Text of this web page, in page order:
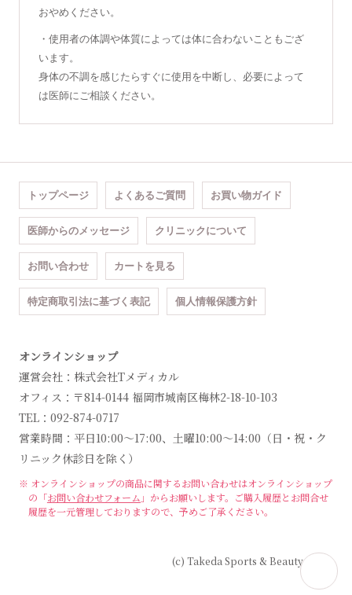
おやめください。
・使用者の体調や体質によっては体に合わないこともござ
います。
身体の不調を感じたらすぐに使用を中断し、必要によって
は医師にご相談ください。
トップページ よくあるご質問 お買い物ガイド
医師からのメッセージ クリニックについて
お問い合わせ カートを見る
特定商取引法に基づく表記 個人情報保護方針
オンラインショップ
運営会社：株式会社Tメディカル
オフィス：〒814-0144 福岡市城南区梅林2-18-10-103
TEL：092-874-0717
営業時間：平日10:00～17:00、土曜10:00～14:00（日・祝・ク
リニック休診日を除く）
※ オンラインショップの商品に関するお問い合わせはオンラインショップ
の「お問い合わせフォーム 」からお願いします。 ご購入履歴とお問合せ
履歴を一元管理しておりますので、予めご了承ください。
(c) Takeda Sports & Beauty Clinic